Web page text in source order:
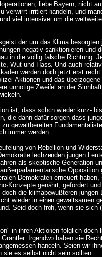
liebe Bayern, nicht
verwirrt irritiert handeln, und
viel intensiver um die
der um das Klima besorgten
negativ sanktionieren und
in die völlig falsche Richtung.
Wut und Hass. Und auch
werden doch jetzt erst
Aktionen und das
unnötige Zweifel an der
ist, dass schon wieder kurz-
die dann dafür sorgen dass
gewaltbereiten
immer werden.
von Rebellion und
lechzenden jungen
als skeptische Generation
Demokraten erneuert
Konzepte genährt, gefördert
die klimabewußteren jungen
wieder in einen gewaltsamen
Seid doch froh, wenn sie sich
in ihren Aktionen folglich doch
Irgendwo haben sie
handeln. Seien wir
sie es selbst nicht sein sollten.